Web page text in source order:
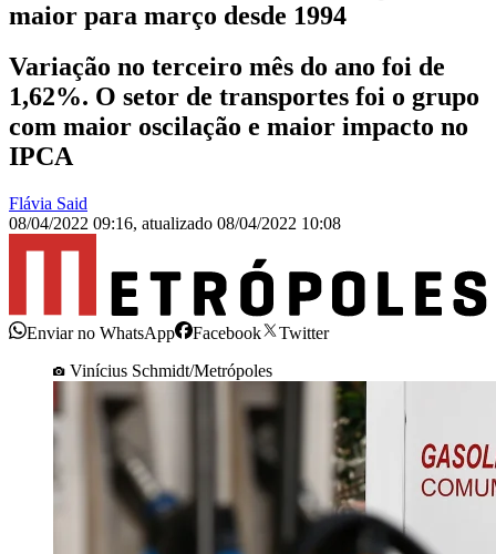
maior para março desde 1994
Variação no terceiro mês do ano foi de
1,62%. O setor de transportes foi o grupo
com maior oscilação e maior impacto no
IPCA
Flávia Said
08/04/2022 09:16, atualizado 08/04/2022 10:08
Enviar no WhatsApp Facebook
Twitter
Vinícius Schmidt/Metrópoles